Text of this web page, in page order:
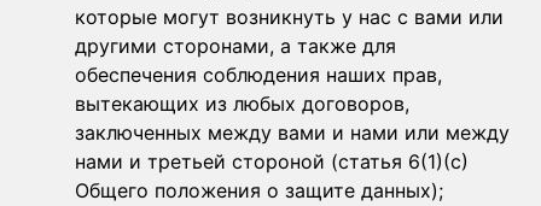
которые могут возникнуть у нас с вами или
другими сторонами, а также для
обеспечения соблюдения наших прав,
вытекающих из любых договоров,
заключенных между вами и нами или между
нами и третьей стороной (статья 6(1)(c)
Общего положения о защите данных);